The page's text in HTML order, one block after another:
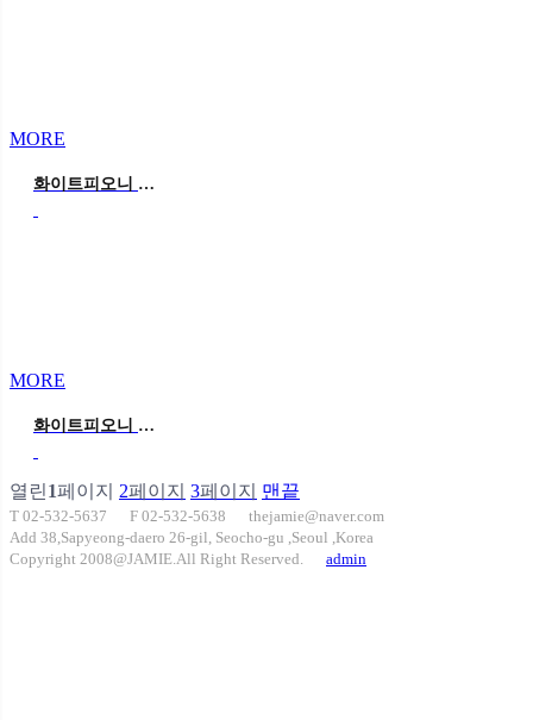
MORE
화이트피오니 웨딩
MORE
화이트피오니 웨딩
열린 1페이지 2페이지 3페이지 맨끝
T 02-532-5637 F 02-532-5638
thejamie@naver.com
Add 38,Sapyeong-daero 26-gil, Seocho-gu ,Seoul ,Korea
Copyright 2008@JAMIE.All Right Reserved.
admin